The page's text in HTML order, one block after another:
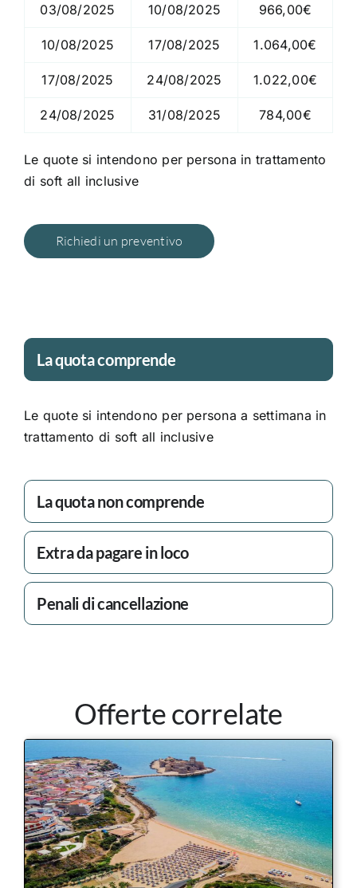
03/08/2025 10/08/2025 966,00€
10/08/2025 17/08/2025 1.064,00€
17/08/2025 24/08/2025 1.022,00€
24/08/2025 31/08/2025 784,00€
Le quote si intendono per persona in trattamento
di soft all inclusive
Richiedi un preventivo
La quota comprende
Le quote si intendono per persona a settimana in
trattamento di soft all inclusive
La quota non comprende
Extra da pagare in loco
Penali di cancellazione
Offerte correlate